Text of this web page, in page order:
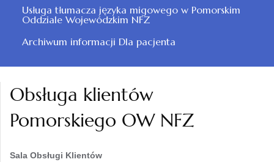
Usługa tłumacza języka migowego w Pomorskim
Oddziale Wojewódzkim NFZ
Archiwum informacji Dla pacjenta
Obsługa klientów
Pomorskiego OW NFZ
Sala Obsługi Klientów